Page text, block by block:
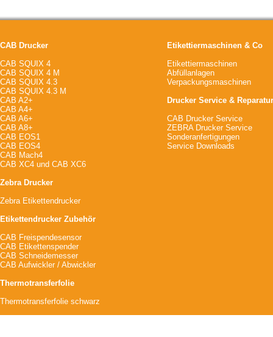
CAB Drucker
CAB SQUIX 4
CAB SQUIX 4 M
CAB SQUIX 4.3
CAB SQUIX 4.3 M
CAB A2+
CAB A4+
CAB A6+
CAB A8+
CAB EOS1
CAB EOS4
CAB Mach4
CAB XC4 und CAB XC6
Zebra Drucker
Zebra Etikettendrucker
Etikettendrucker Zubehör
CAB Freispendesensor
CAB Etikettenspender
CAB Schneidemesser
CAB Aufwickler / Abwickler
Thermotransferfolie
Thermotransferfolie schwarz
Etikettiermaschinen & Co
Etikettiermaschinen
Abfüllanlagen
Verpackungsmaschinen
Drucker Service &
CAB Drucker Service
ZEBRA Drucker Service
Sonderanfertigungen
Service Downloads